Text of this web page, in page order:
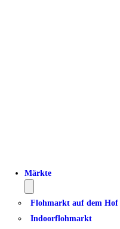
Märkte
Flohmarkt auf dem Hof
Indoorflohmarkt